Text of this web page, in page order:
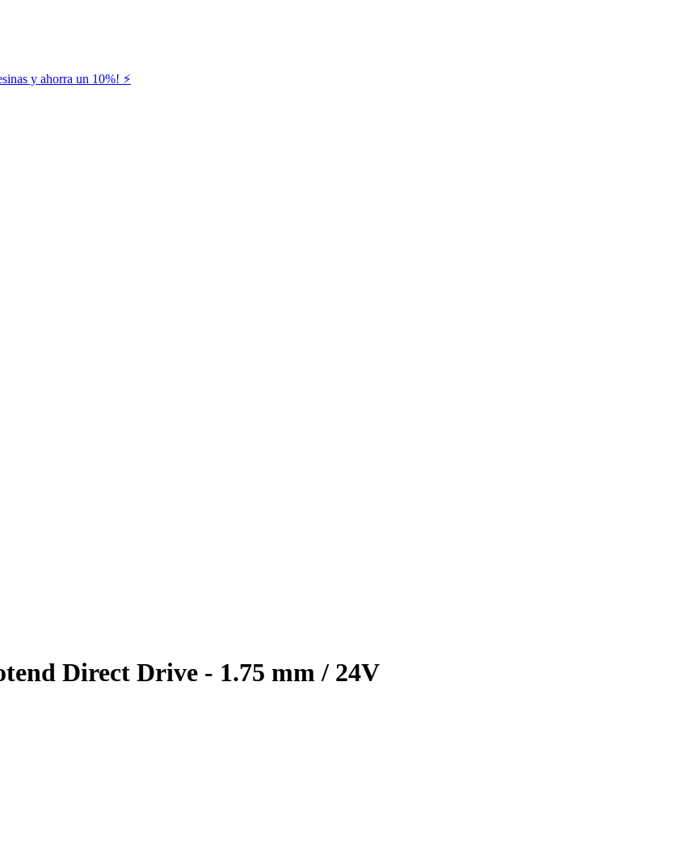
y ahorra un 10%! ⚡️
Direct Drive - 1.75 mm / 24V